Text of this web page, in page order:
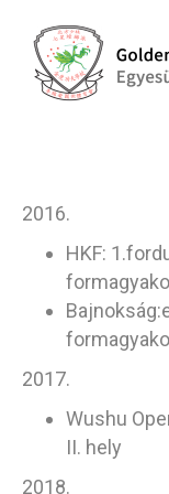
2016.
HKF:
2017.
Wushu
II. hely
2018.